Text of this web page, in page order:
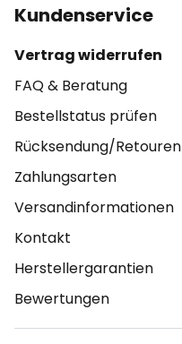
Kundenservice
Vertrag widerrufen
FAQ & Beratung
Bestellstatus prüfen
Rücksendung/Retouren
Zahlungsarten
Versandinformationen
Kontakt
Herstellergarantien
Bewertungen